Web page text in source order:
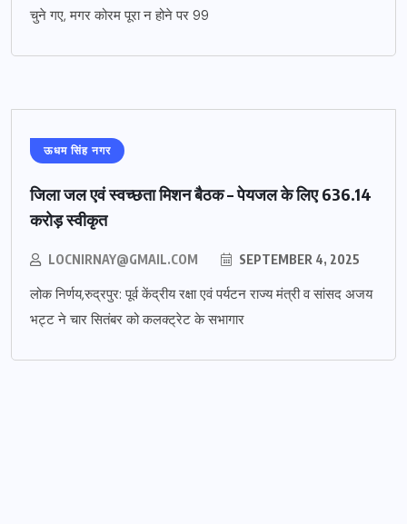
चुने गए, मगर कोरम पूरा न होने पर 99
ऊधम सिंह नगर
जिला जल एवं स्वच्छता मिशन बैठक – पेयजल के लिए 636.14
करोड़ स्वीकृत
LOCNIRNAY@GMAIL.COM SEPTEMBER 4, 2025
लोक निर्णय,रुद्रपुर: पूर्व केंद्रीय रक्षा एवं पर्यटन राज्य मंत्री व सांसद अजय
भट्ट ने चार सितंबर को कलक्ट्रेट के सभागार